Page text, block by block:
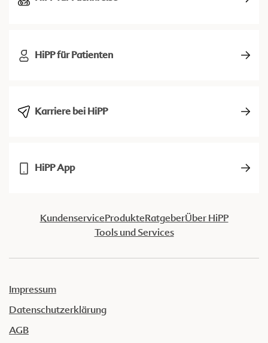
HiPP für Patienten
Karriere bei HiPP
HiPP App
KundenserviceProdukteRatgeberÜber HiPP
Tools und Services
Impressum
Datenschutzerklärung
AGB